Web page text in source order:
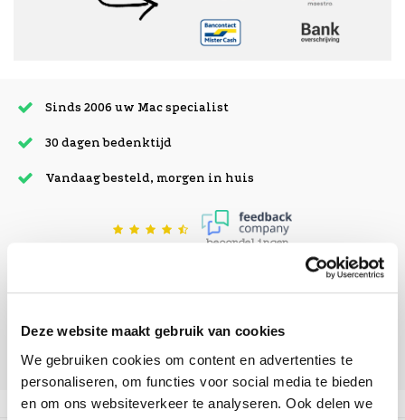
Deze website maakt gebruik van cookies
We gebruiken cookies om content en advertenties te
personaliseren, om functies voor social media te bieden
en om ons websiteverkeer te analyseren. Ook delen we
Sinds 2006 uw Mac specialist
30 dagen bedenktijd
Vandaag besteld, morgen in huis
beoordelingen